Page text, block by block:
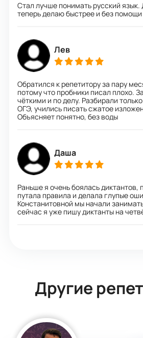
Стал лучше понимать русский
теперь делаю быстрее и без
Лев
Обратился к репетитору за пару
потому что пробники писал плохо.
чёткими и по делу. Разбирали
ОГЭ, учились писать сжатое
Объясняет понятно, без воды
Даша
Раньше я очень боялась диктантов,
путала правила и делала глупые
Констанитовной мы начали
сейчас я уже пишу диктанты на
Другие